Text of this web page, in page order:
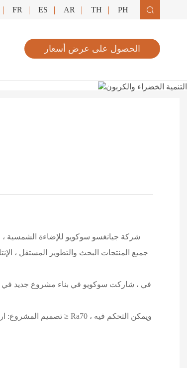
FR ES AR TH PH 
الحصول على عرض أسعار
شركة جيانغسو سوكويو للإضاءة الشمسية ،